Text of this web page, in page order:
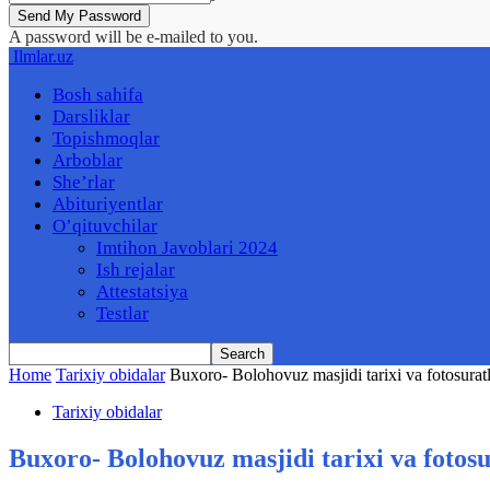
A password will be e-mailed to you.
Ilmlar.uz
Bosh sahifa
Darsliklar
Topishmoqlar
Arboblar
She’rlar
Abituriyentlar
O’qituvchilar
Imtihon Javoblari 2024
Ish rejalar
Attestatsiya
Testlar
Home Tarixiy obidalar Buxoro- Bolohovuz masjidi tarixi va
Tarixiy obidalar
Buxoro- Bolohovuz masjidi tarixi va